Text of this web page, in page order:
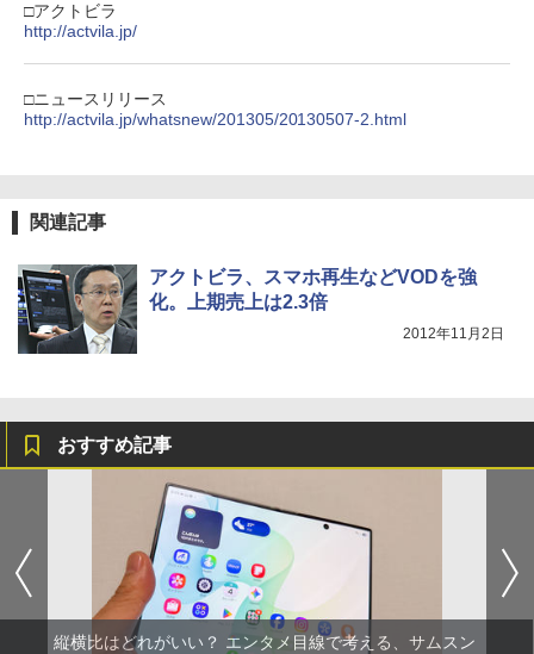
□アクトビラ
http://actvila.jp/
□ニュースリリース
http://actvila.jp/whatsnew/201305/20130507-2.html
関連記事
アクトビラ、スマホ再生などVODを強
化。上期売上は2.3倍
2012年11月2日
おすすめ記事
縦横比はどれがいい？ エンタメ目線で考える、サムスン